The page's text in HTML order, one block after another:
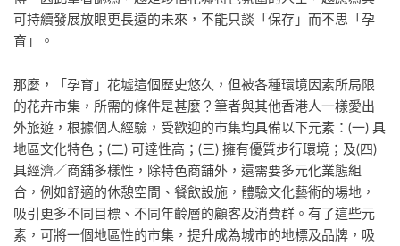
可持續發展放眼更長遠的未來，不能只談「保存」而不思「孕
育」。
那麼，「孕育」花墟這個歷史悠久，但被各種環境因素所局限
的花卉市集，所需的條件是甚麼？筆者與其他香港人一樣愛出
外旅遊，根據個人經驗，受歡迎的市集均具備以下元素：(一) 具
地區文化特色；(二) 可達性高；(三) 擁有優質步行環境；及(四)
具經濟／商舖多樣性，除特色商舖外，還需要多元化業態組
合，例如舒適的休憩空間、餐飲設施，體驗文化藝術的場地，
吸引更多不同目標、不同年齡層的顧客及消費群。有了這些元
素，可將一個地區性的市集，提升成為城市的地標及品牌，吸